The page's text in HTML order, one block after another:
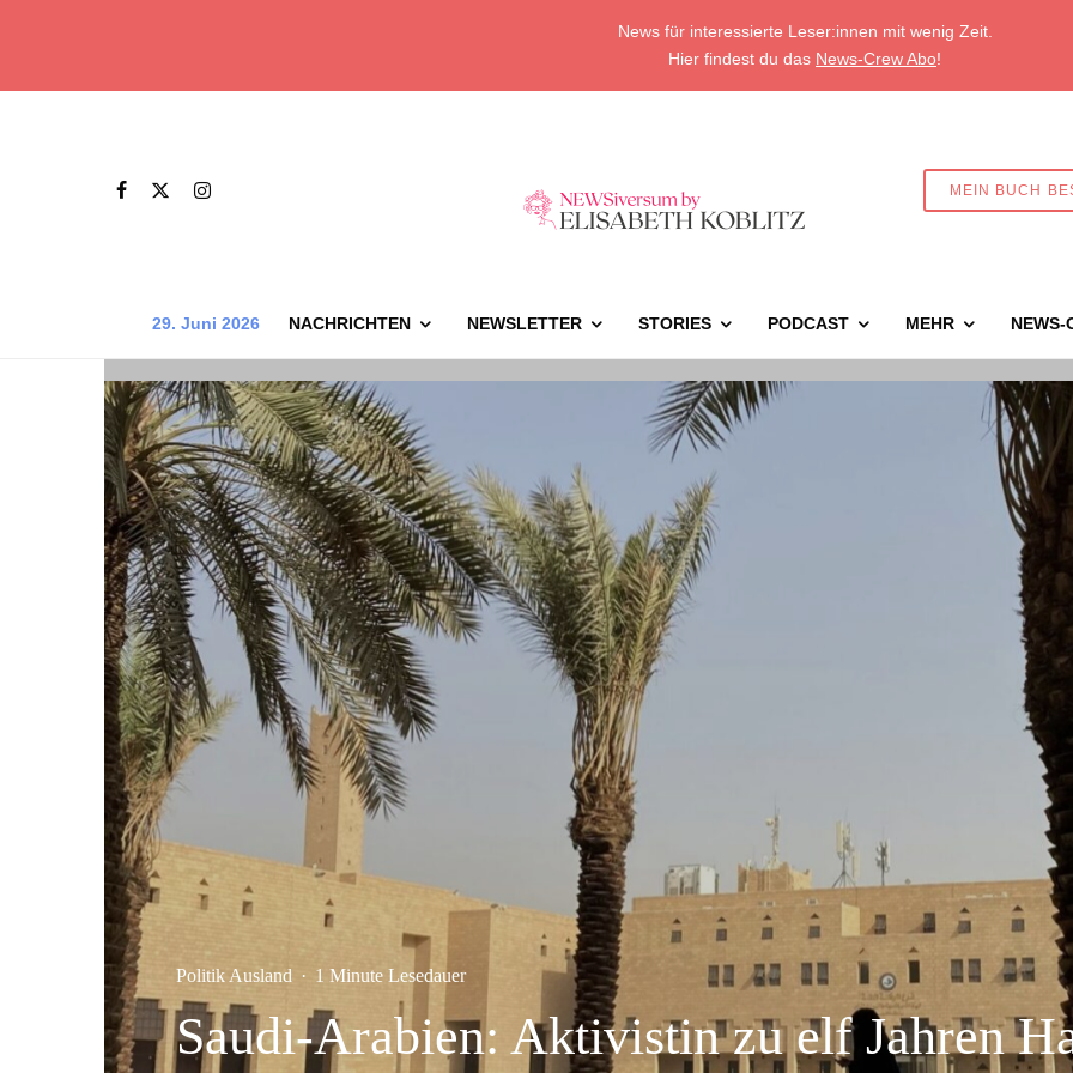
News für interessierte Leser:innen mit wenig Zeit.
Hier findest du das News-Crew Abo!
MEIN BUCH
29. Juni 2026 NACHRICHTEN NEWSLETTER STORIES PODCAST MEHR NEWS-
Politik Ausland · 1 Minute Lesedauer
Saudi-Arabien: Aktivistin zu elf Jahren